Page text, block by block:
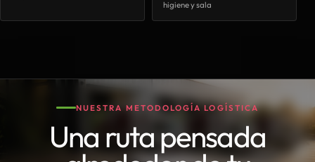
higiene y sala
NUESTRA METODOLOGÍA LOGÍSTICA
Una ruta pensada